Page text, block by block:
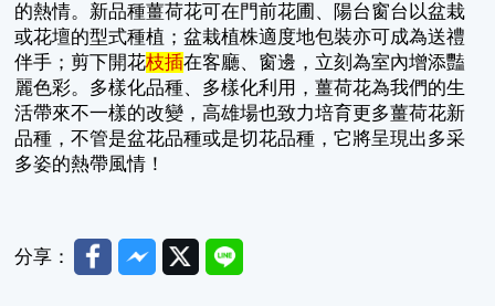
的熱情。新品種薑荷花可在門前花圃、陽台窗台以盆栽
或花壇的型式種植；盆栽植株適度地包裝亦可成為送禮
伴手；剪下開花枝插在客廳、窗邊，立刻為室內增添豔
麗色彩。多樣化品種、多樣化利用，薑荷花為我們的生
活帶來不一樣的改變，高雄場也致力培育更多薑荷花新
品種，不管是盆花品種或是切花品種，它將呈現出多采
多姿的熱帶風情！
分享： FacebookMessenger
TwitterLine